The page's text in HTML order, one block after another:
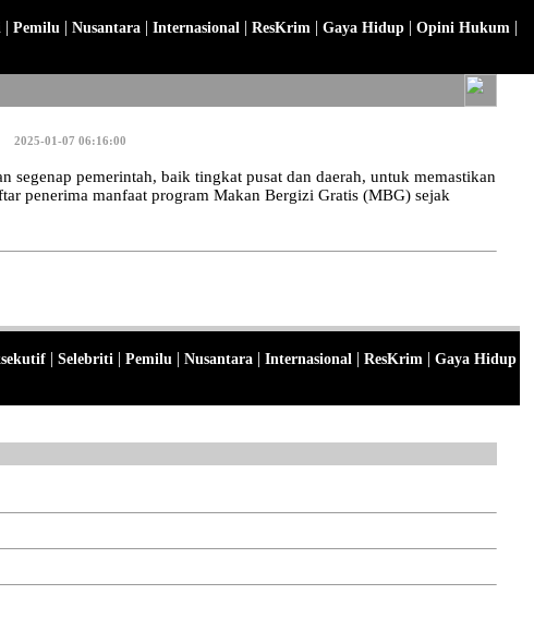
| Pemilu | Nusantara | Internasional | ResKrim | Gaya Hidup | Opini Hukum |
2025-01-07 06:16:00
pemerintah, baik tingkat pusat dan daerah, untuk memastikan
penerima manfaat program Makan Bergizi Gratis (MBG) sejak
| Selebriti | Pemilu | Nusantara| Internasional | ResKrim | Gaya Hidup